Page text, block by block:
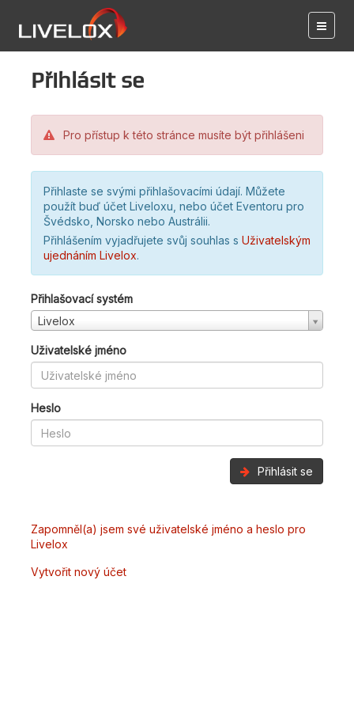
Přihlásit se
Pro přístup k této stránce musíte být přihlášeni
Přihlaste se svými přihlašovacími údají. Můžete
použít buď účet Liveloxu, nebo účet Eventoru pro
Švédsko, Norsko nebo Austrálii.
Přihlášením vyjadřujete svůj souhlas s Uživatelským
ujednáním Livelox.
Přihlašovací systém
Livelox
Uživatelské jméno
Heslo
Přihlásit se
Zapomněl(a) jsem své uživatelské jméno a heslo pro
Livelox
Vytvořit nový účet